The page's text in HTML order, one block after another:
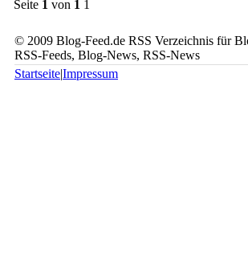
Seite 1 von 1 1
© 2009 Blog-Feed.de RSS Verzeichnis für
RSS-Feeds, Blog-News, RSS-News
Startseite|Impressum